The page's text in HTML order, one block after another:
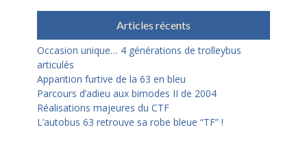
Articles récents
Occasion unique… 4 générations de trolleybus
articulés
Apparition furtive de la 63 en bleu
Parcours d’adieu aux bimodes II de 2004
Réalisations majeures du CTF
L’autobus 63 retrouve sa robe bleue “TF” !